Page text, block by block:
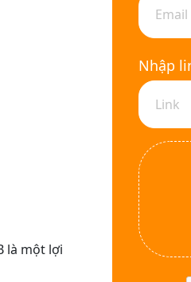
là một lợi
Nhập